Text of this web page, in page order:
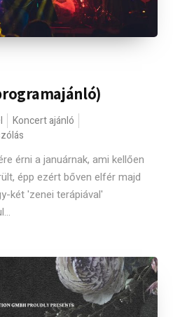
Koncert ajánló
érni a januárnak, ami kellően
épp ezért bőven elfér majd
két 'zenei terápiával'